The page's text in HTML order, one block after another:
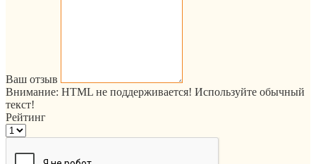
Ваш отзыв
Внимание: HTML не поддерживается! Используйте обычный
текст!
Рейтинг